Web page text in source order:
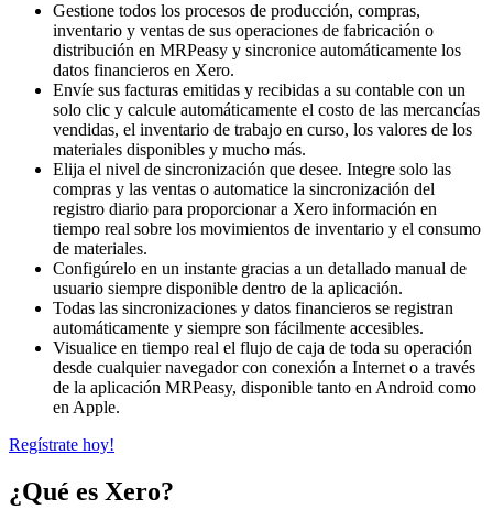
Gestione todos los procesos de producción, compras,
inventario y ventas de sus operaciones de fabricación o
distribución en MRPeasy y sincronice automáticamente los
datos financieros en Xero.
Envíe sus facturas emitidas y recibidas a su contable con un
solo clic y calcule automáticamente el costo de las mercancías
vendidas, el inventario de trabajo en curso, los valores de los
materiales disponibles y mucho más.
Elija el nivel de sincronización que desee. Integre solo las
compras y las ventas o automatice la sincronización del
registro diario para proporcionar a Xero información en
tiempo real sobre los movimientos de inventario y el consumo
de materiales.
Configúrelo en un instante gracias a un detallado manual de
usuario siempre disponible dentro de la aplicación.
Todas las sincronizaciones y datos financieros se registran
automáticamente y siempre son fácilmente accesibles.
Visualice en tiempo real el flujo de caja de toda su operación
desde cualquier navegador con conexión a Internet o a través
de la aplicación MRPeasy, disponible tanto en Android como
en Apple.
Regístrate hoy!
¿Qué es Xero?